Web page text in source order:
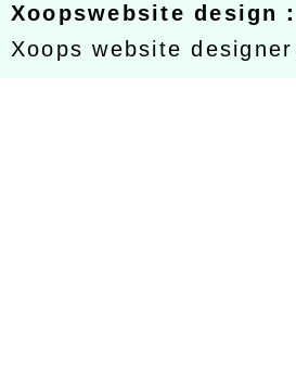
Xoopswebsite design ：
Xoops website designer